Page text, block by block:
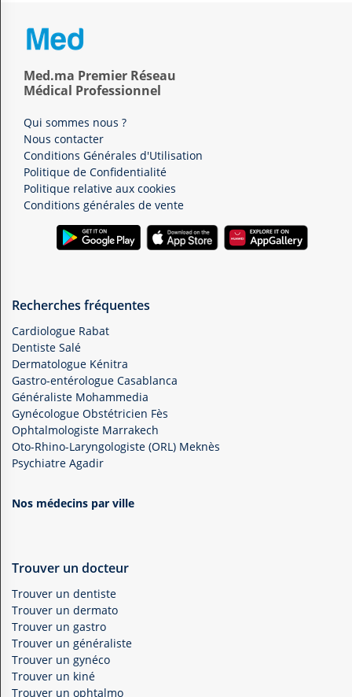
Med.ma Premier Réseau
Médical Professionnel
Qui sommes nous ?
Nous contacter
Conditions Générales d'Utilisation
Politique de Confidentialité
Politique relative aux cookies
Conditions générales de vente
Recherches fréquentes
Cardiologue Rabat
Dentiste Salé
Dermatologue Kénitra
Gastro-entérologue Casablanca
Généraliste Mohammedia
Gynécologue Obstétricien Fès
Ophtalmologiste Marrakech
Oto-Rhino-Laryngologiste (ORL) Meknès
Psychiatre Agadir
Nos médecins par ville
Trouver un docteur
Trouver un dentiste
Trouver un dermato
Trouver un gastro
Trouver un généraliste
Trouver un gynéco
Trouver un kiné
Trouver un ophtalmo